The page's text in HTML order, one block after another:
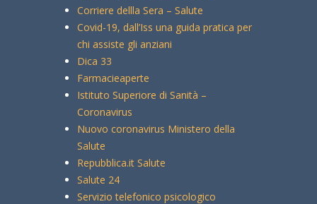
Corriere dellla Sera – Salute
Covid-19, dall’Iss una guida pratica per
chi assiste gli anziani
Dica 33
Farmacieaperte
Istituto Superiore di Sanità –
Coronavirus
Nuovo coronavirus Ministero della
Salute
Repubblica.it Salute
Salute 24
Servizio telefonico psicologico